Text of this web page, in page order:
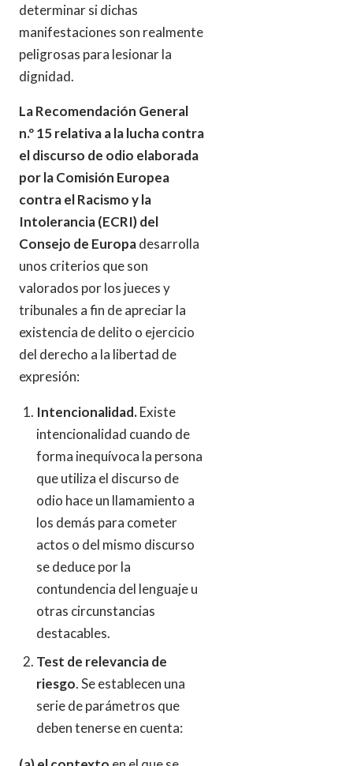
determinar si dichas
manifestaciones son realmente
peligrosas para lesionar la
dignidad.
La Recomendación General
n.º 15 relativa a la lucha contra
el discurso de odio elaborada
por la Comisión Europea
contra el Racismo y la
Intolerancia (ECRI) del
Consejo de Europadesarrolla
unos criterios que son
valorados por los jueces y
tribunales a fin de apreciar la
existencia de delito o ejercicio
del derecho a la libertad de
expresión:
Intencionalidad.Existe
intencionalidad cuando de
forma inequívoca la persona
que utiliza el discurso de
odio hace un llamamiento a
los demás para cometer
actos o del mismo discurso
se deduce por la
contundencia del lenguaje u
otras circunstancias
destacables.
Test de relevancia de
riesgo. Se establecen una
serie de parámetros que
deben tenerse en cuenta: